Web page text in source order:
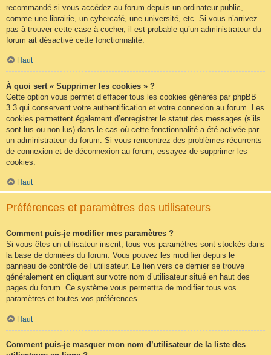
recommandé si vous accédez au forum depuis un ordinateur public,
comme une librairie, un cybercafé, une université, etc. Si vous n’arrivez
pas à trouver cette case à cocher, il est probable qu’un administrateur du
forum ait désactivé cette fonctionnalité.
Haut
À quoi sert « Supprimer les cookies » ?
Cette option vous permet d’effacer tous les cookies générés par phpBB
3.3 qui conservent votre authentification et votre connexion au forum. Les
cookies permettent également d’enregistrer le statut des messages (s’ils
sont lus ou non lus) dans le cas où cette fonctionnalité a été activée par
un administrateur du forum. Si vous rencontrez des problèmes récurrents
de connexion et de déconnexion au forum, essayez de supprimer les
cookies.
Haut
Préférences et paramètres des utilisateurs
Comment puis-je modifier mes paramètres ?
Si vous êtes un utilisateur inscrit, tous vos paramètres sont stockés dans
la base de données du forum. Vous pouvez les modifier depuis le
panneau de contrôle de l’utilisateur. Le lien vers ce dernier se trouve
généralement en cliquant sur votre nom d’utilisateur situé en haut des
pages du forum. Ce système vous permettra de modifier tous vos
paramètres et toutes vos préférences.
Haut
Comment puis-je masquer mon nom d’utilisateur de la liste des